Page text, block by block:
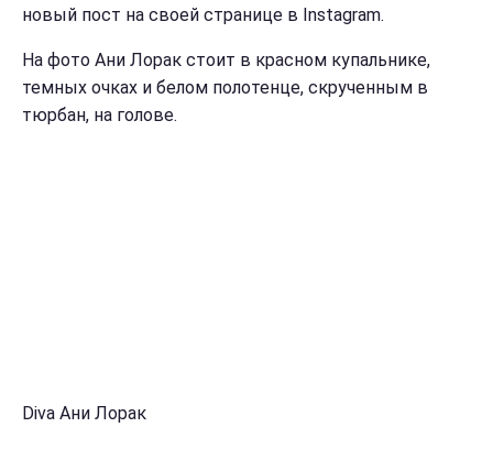
новый пост на своей странице в Instagram.
На фото Ани Лорак стоит в красном купальнике,
темных очках и белом полотенце, скрученным в
тюрбан, на голове.
Diva Ани Лорак